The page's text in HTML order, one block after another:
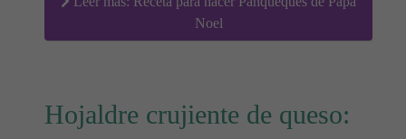
Noel
Hojaldre crujiente de queso: